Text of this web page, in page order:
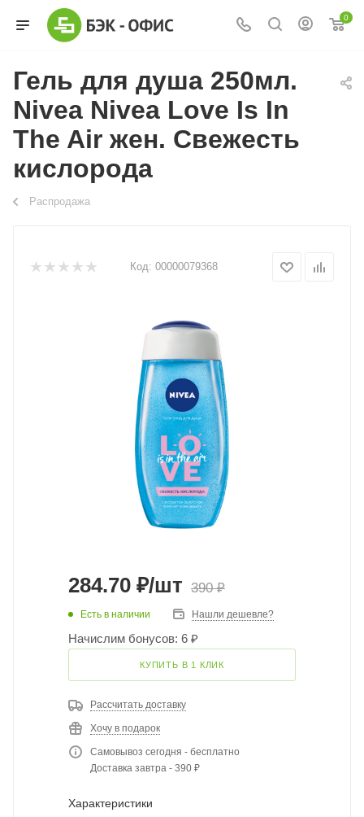
0
Гель для душа 250мл.
Nivea Nivea Love Is In
The Air жен. Свежесть
кислорода
Распродажа
Код: 00000079368
284.70 ₽/шт 390₽
Есть в наличии Нашли дешевле?
Начислим бонусов: 6 ₽
КУПИТЬ В 1 КЛИК
Рассчитать доставку
Хочу в подарок
Самовывоз сегодня - бесплатно
Доставка завтра - 390 ₽
Характеристики